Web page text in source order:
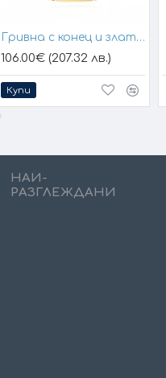
Гривна с конец и златна плочка за гравиране
106.00€ (207.32 лв.)
Купи
НАЙ-
РАЗГЛЕЖДАНИ